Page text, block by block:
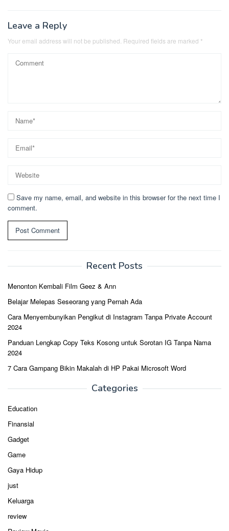
Leave a Reply
Your email address will not be published. Required fields are marked *
Save my name, email, and website in this browser for the next time I
comment.
Recent Posts
Menonton Kembali Film Geez & Ann
Belajar Melepas Seseorang yang Pernah Ada
Cara Menyembunyikan Pengikut di Instagram Tanpa Private Account
2024
Panduan Lengkap Copy Teks Kosong untuk Sorotan IG Tanpa Nama
2024
7 Cara Gampang Bikin Makalah di HP Pakai Microsoft Word
Categories
Education
Finansial
Gadget
Game
Gaya Hidup
just
Keluarga
review